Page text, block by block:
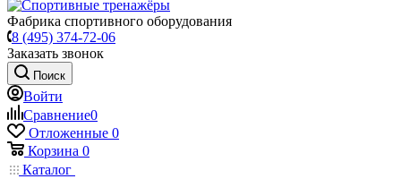
Фабрика спортивного оборудования
8 (495) 374-72-06
Заказать звонок
Поиск
Войти
Сравнение0
Отложенные 0
Корзина 0
Каталог